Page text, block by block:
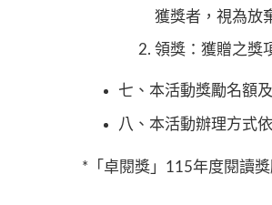
獲獎者，視為放
領獎：獲贈之獎
七、本活動獎勵名額
八、本活動辦理方式
*「卓閱獎」115年度閱讀